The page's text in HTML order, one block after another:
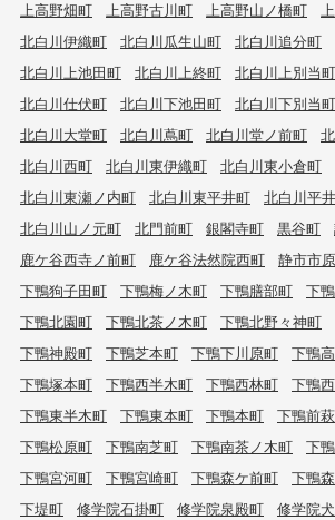
上高野畑町 上高野古川町 上高野山ノ橋町
北白川伊織町
北白川瓜生山町 北白川追分町
北白川上池田町
北白川上終町 北白川上別当町
北白川仕伏町
北白川下池田町 北白川下別当町
北白川大堂町
北白川蔦町 北白川堂ノ前町
北白川西町
北白川東伊織町 北白川東小倉町
北白川東瀬ノ内町
北白川東平井町 北白川平
北白川山ノ元町
北門前町 銀閣寺町 黒谷町
鹿ケ谷西寺ノ前町
鹿ケ谷法然院西町 静市市
下鴨狗子田町
下鴨梅ノ木町 下鴨膳部町 下
下鴨北園町
下鴨北茶ノ木町 下鴨北野々神町
下鴨神殿町
下鴨芝本町 下鴨下川原町 下鴨
下鴨塚本町
下鴨西半木町 下鴨西林町 下鴨
下鴨東半木町
下鴨東本町 下鴨本町 下鴨前
下鴨松原町
下鴨南芝町 下鴨南茶ノ木町
下
下鴨宮河町
下鴨宮崎町 下鴨森ケ前町 下鴨
下堤町
修学院石掛町 修学院泉殿町 修学院